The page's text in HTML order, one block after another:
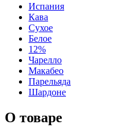
Испания
Кава
Сухое
Белое
12%
Чарелло
Макабео
Парельяда
Шардоне
О товаре